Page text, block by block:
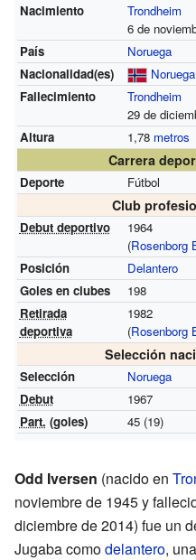
Nacimiento
Trondheim
6 de
País
Noruega
Nacionalidad(es)
Noruega
Fallecimiento
Trondheim
29 de
Altura
1,78 metros
Carrera
Deporte Fútbol
Club
Debut deportivo
1964
(Rosenborg
Posición
Delantero
Goles en clubes
198
Retirada
deportiva
1982
(Rosenborg
Selección
Selección
Noruega
Debut
1967
Part. (goles) 45 (19)
Odd Iversen (nacido en
noviembre de 1945 y
diciembre de 2014) fue un
Jugaba comodelantero,